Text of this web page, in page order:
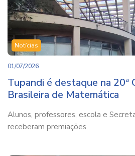
Notícias
01/07/2026
Tupandi é destaque na 20ª
Brasileira de Matemática
Alunos, professores, escola e
receberam premiações